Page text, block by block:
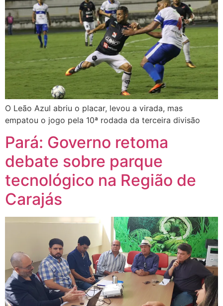
O Leão Azul abriu o placar, levou a virada, mas
empatou o jogo pela 10ª rodada da terceira divisão
Pará: Governo retoma
debate sobre parque
tecnológico na Região de
Carajás